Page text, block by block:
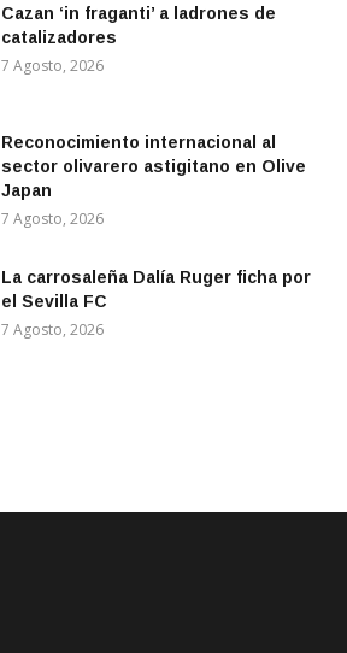
Cazan ‘in fraganti’ a ladrones de
catalizadores
7 Agosto, 2026
Reconocimiento internacional al
sector olivarero astigitano en Olive
Japan
7 Agosto, 2026
La carrosaleña Dalía Ruger ficha por
el Sevilla FC
7 Agosto, 2026